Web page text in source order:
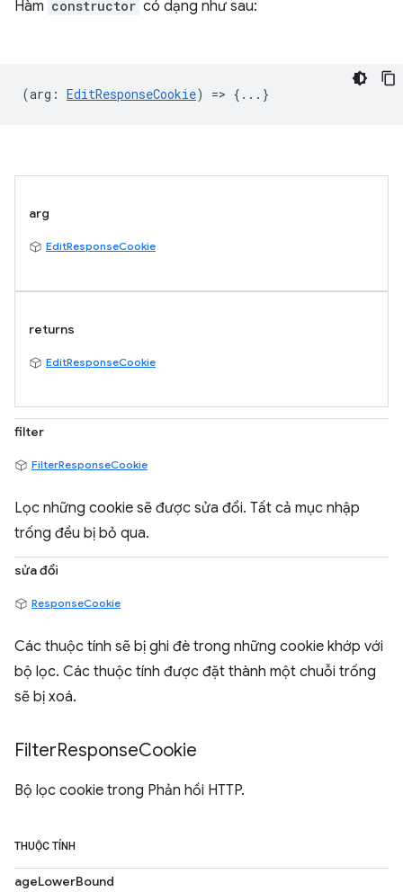
Hàm constructor có dạng như sau:
(arg : EditResponseCookie) => {...}
arg
EditResponseCookie
returns
EditResponseCookie
filter
FilterResponseCookie
Lọc những cookie sẽ được sửa đổi. Tất cả mục nhập
trống đều bị bỏ qua.
sửa đổi
ResponseCookie
Các thuộc tính sẽ bị ghi đè trong những cookie khớp với
bộ lọc. Các thuộc tính được đặt thành một chuỗi trống
sẽ bị xoá.
FilterResponseCookie
Bộ lọc cookie trong Phản hồi HTTP.
THUỘC TÍNH
ageLowerBound